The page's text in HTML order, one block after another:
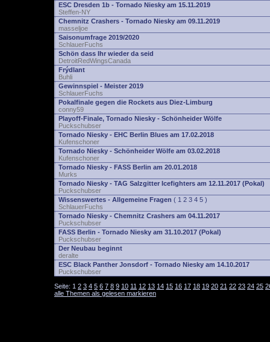
ESC Dresden 1b - Tornado Niesky am 15.11.2019
Steffen-NY
Chemnitz Crashers - Tornado Niesky am 09.11.2019
masseljoe
Saisonumfrage 2019/2020
SchlauerFuchs
Schön dass Ihr wieder da seid
DetroitRedWingsCanada
Frýdlant
Buhli
Gewinnspiel - Meister 2019
SchlauerFuchs
Pokalfinale gegen die Rockets aus Diez-Limburg
conny59
Playoff-Finale, Tornado Niesky - Schönheider Wölfe
Puckschubser
Tornado Niesky - EHC Berlin Blues am 17.02.2018
Kufenschoner
Tornado Niesky - Schönheider Wölfe am 03.02.2018
Kufenschoner
Tornado Niesky - FASS Berlin am 20.01.2018
Murks
Tornado Niesky - TAG Salzgitter Icefighters am 12.11.2017 (Pokal)
Puckschubser
Wissenswertes - Allgemeine Fragen ( 1 2 3 4 5 )
SchlauerFuchs
Tornado Niesky - Chemnitz Crashers am 04.11.2017
Puckschubser
FASS Berlin - Tornado Niesky am 31.10.2017 (Pokal)
Puckschubser
Der Neubau beginnt
deralte
ESC Black Panther Jonsdorf - Tornado Niesky am 14.10.2017
Puckschubser
Seite: 1 2 3 4 5 6 7 8 9 10 11 12 13 14 15 16 17 18 19 20 21 22 23 24 25
alle Themen als gelesen markieren